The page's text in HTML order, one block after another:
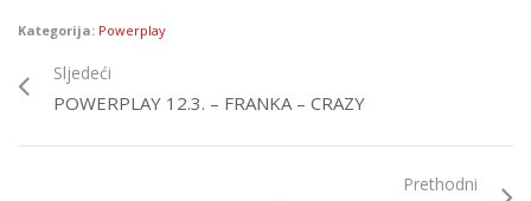
Kategorija: Powerplay
Sljedeći
POWERPLAY 12.3. – FRANKA – CRAZY
Prethodni